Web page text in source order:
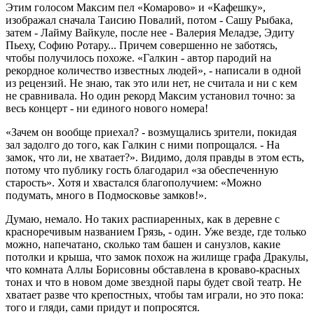
Этим голосом Максим пел «Комарово» и «Кафешку»,
изображал сначала Таисию Повалий, потом - Сашу Рыбака,
затем - Лайму Вайкуле, после нее - Валерия Меладзе, Эдиту
Пьеху, Софию Ротару... Причем совершенно не заботясь,
чтобы получилось похоже. «Галкин - автор пародий на
рекордное количество известных людей», - написали в одной
из рецензий. Не знаю, так это или нет, не считала и ни с кем
не сравнивала. Но один рекорд Максим установил точно: за
весь концерт - ни единого нового номера!
«Зачем он вообще приехал? - возмущались зрители, покидая
зал задолго до того, как Галкин с ними попрощался. - На
замок, что ли, не хватает?». Видимо, доля правды в этом есть,
потому что публику гость благодарил «за обеспеченную
старость». Хотя и хвастался благополучием: «Можно
подумать, много в Подмосковье замков!».
Думаю, немало. Но таких распиаренных, как в деревне с
красноречивым названием Грязь, - один. Уже везде, где только
можно, напечатано, сколько там башен и санузлов, какие
потолки и крыша, что замок похож на жилище графа Дракулы,
что комната Аллы Борисовны обставлена в кроваво-красных
тонах и что в новом доме звездной пары будет свой театр. Не
хватает разве что крепостных, чтобы там играли, но это пока:
того и гляди, сами придут и попросятся.